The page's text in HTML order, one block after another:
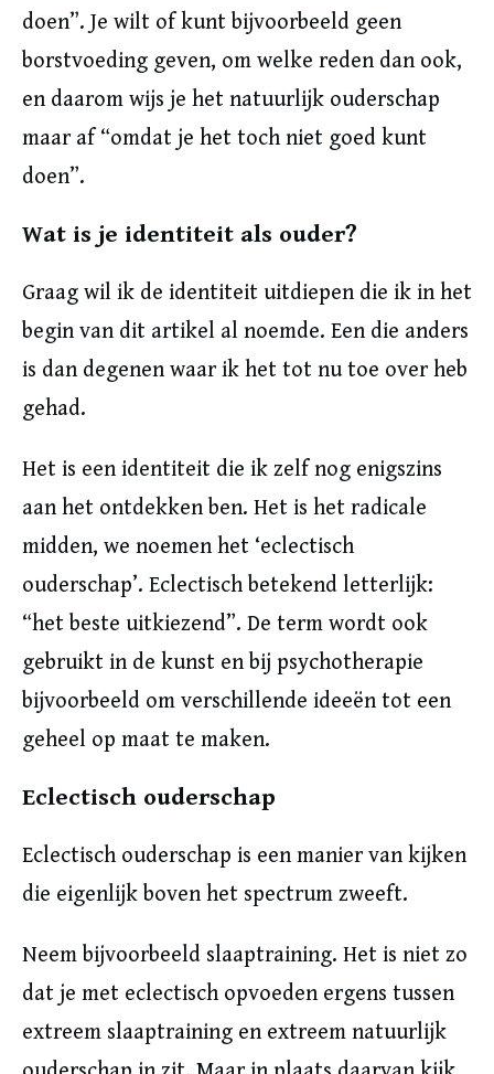
doen”. Je wilt of kunt bijvoorbeeld geen
borstvoeding geven, om welke reden dan ook,
en daarom wijs je het natuurlijk ouderschap
maar af “omdat je het toch niet goed kunt
doen”.
Wat is je identiteit als ouder?
Graag wil ik de identiteit uitdiepen die ik in het
begin van dit artikel al noemde. Een die anders
is dan degenen waar ik het tot nu toe over heb
gehad.
Het is een identiteit die ik zelf nog enigszins
aan het ontdekken ben. Het is het radicale
midden, we noemen het ‘eclectisch
ouderschap’. Eclectisch betekend letterlijk:
“het beste uitkiezend”. De term wordt ook
gebruikt in de kunst en bij psychotherapie
bijvoorbeeld om verschillende ideeën tot een
geheel op maat te maken.
Eclectisch ouderschap
Eclectisch ouderschap is een manier van kijken
die eigenlijk boven het spectrum zweeft.
Neem bijvoorbeeld slaaptraining. Het is niet zo
dat je met eclectisch opvoeden ergens tussen
extreem slaaptraining en extreem natuurlijk